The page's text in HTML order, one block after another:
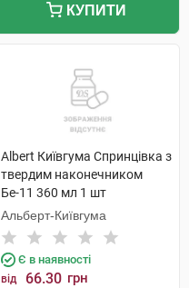
КУПИТИ
Albert Київгума Спринцівка з
твердим наконечником
Бе-11 360 мл 1 шт
Альберт-Київгума
Є в наявності
від 66.30 грн